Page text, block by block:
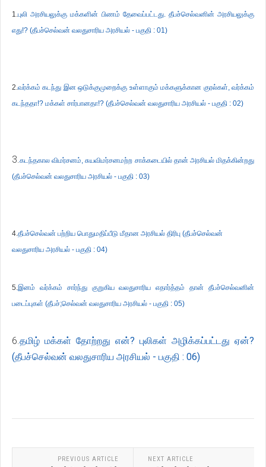
1.புலி அரசியலுக்கு மக்களின் பிணம் தேவைப்பட்டது. தீபச்செல்வனின் அரசியலுக்கு
எது!? (தீபச்செல்வன் வலதுசாரிய அரசியல் - பகுதி : 01)
2.வர்க்கம் கடந்து இன ஒடுக்குமுறைக்கு உள்ளாகும் மக்களுக்கான குரல்கள், வர்க்கம்
கடந்ததா!? மக்கள் சார்பானதா!? (தீபச்செல்வன் வலதுசாரிய அரசியல் - பகுதி : 02)
3.கடந்தகால விமர்சனம், சுயவிமர்சனமற்ற சாக்கடையில் தான் அரசியல் மிதக்கின்றது
(தீபச்செல்வன் வலதுசாரிய அரசியல் - பகுதி : 03)
4.தீபச்செல்வன் பற்றிய பொதுமதிப்பீடு மீதான அரசியல் திரிபு (தீபச்செல்வன்
வலதுசாரிய அரசியல் - பகுதி : 04)
5.இனம் வர்க்கம் சார்ந்து குறுகிய வலதுசாரிய எதார்த்தம் தான் தீபச்செல்வனின்
படைப்புகள் (தீபச்;செல்வன் வலதுசாரிய அரசியல் - பகுதி : 05)
6.தமிழ் மக்கள் தோற்றது என்? புலிகள் அழிக்கப்பட்டது ஏன்?
(தீபச்செல்வன் வலதுசாரிய அரசியல் - பகுதி : 06)
PREVIOUS ARTICLE NEXT ARTICLE